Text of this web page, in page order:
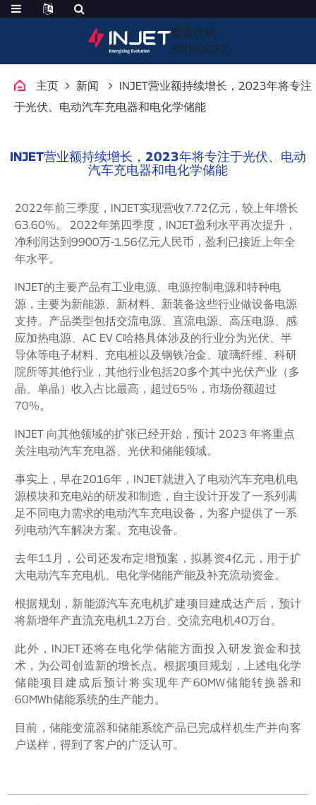
股票代码
300820.SZ
主页 新闻
INJET营业额持续增长，2023年将专注
于光伏、电动汽车充电器和电化学储能
INJET营业额持续增长，2023年将专注于光伏、电动
汽车充电器和电化学储能
2022年前三季度，INJET实现营收7.72亿元，较上年增长
63.60%。 2022年第四季度，INJET盈利水平再次提升，
净利润达到9900万-1.56亿元人民币，盈利已接近上年全
年水平。
INJET的主要产品有工业电源、电源控制电源和特种电
源，主要为新能源、新材料、新装备这些行业做设备电源
支持。产品类型包括交流电源、直流电源、高压电源、感
应加热电源、AC EV C哈格具体涉及的行业分为光伏、半
导体等电子材料、充电桩以及钢铁冶金、玻璃纤维、科研
院所等其他行业，其他行业包括20多个其中光伏产业（多
晶、单晶）收入占比最高，超过65%，市场份额超过
70%。
INJET 向其他领域的扩张已经开始，预计 2023 年将重点
关注电动汽车充电器、光伏和储能领域。
事实上，早在2016年，INJET就进入了电动汽车充电机电
源模块和充电站的研发和制造，自主设计开发了一系列满
足不同电力需求的电动汽车充电设备，为客户提供了一系
列电动汽车解决方案。充电设备。
去年11月，公司还发布定增预案，拟募资4亿元，用于扩
大电动汽车充电机、电化学储能产能及补充流动资金。
根据规划，新能源汽车充电机扩建项目建成达产后，预计
将新增年产直流充电机1.2万台、交流充电机40万台。
此外，INJET还将在电化学储能方面投入研发资金和技
术，为公司创造新的增长点。根据项目规划，上述电化学
储能项目建成后预计将实现年产60MW储能转换器和
60MWh储能系统的生产能力。
目前，储能变流器和储能系统产品已完成样机生产并向客
户送样，得到了客户的广泛认可。